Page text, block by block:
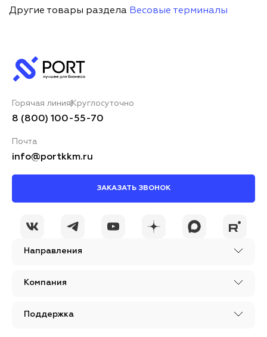
Другие товары раздела Весовые терминалы
Направления
Компания
Поддержка
Горячая линия Круглосуточно
8 (800) 100-55-70
Почта
info@portkkm.ru
ЗАКАЗАТЬ ЗВОНОК